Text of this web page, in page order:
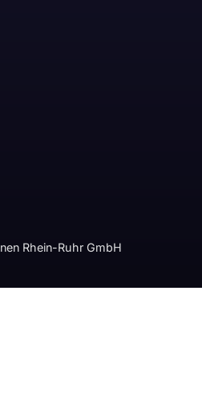
Rhein-Ruhr GmbH